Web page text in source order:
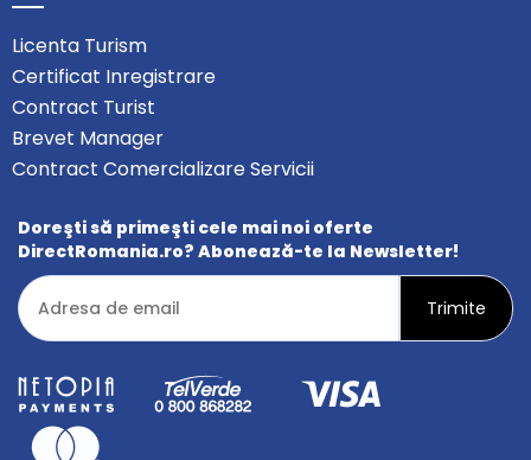
Licenta Turism
Certificat Inregistrare
Contract Turist
Brevet Manager
Contract Comercializare Servicii
Doreşti să primeşti cele mai noi oferte
DirectRomania.ro? Abonează-te la Newsletter!